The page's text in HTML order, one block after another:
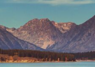
© Shutterstock-06pho...